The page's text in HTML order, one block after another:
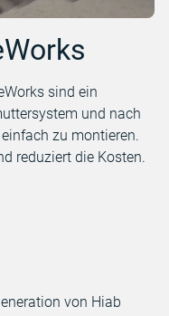
sind ein
und nach
zu montieren.
reduziert die Kosten.
von Hiab